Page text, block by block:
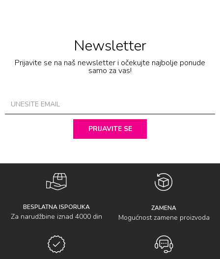
Newsletter
Prijavite se na naš newsletter i očekujte najbolje ponude
samo za vas!
PRIJAVITE SE
BESPLATNA ISPORUKA
Za narudžbine iznad 4000 din
ZAMENA
Mogućnost zamene proizvoda